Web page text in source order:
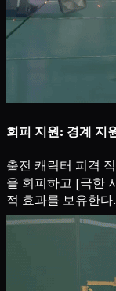
회피 지원: 경계 지
출전 캐릭터 피격
을 회피하고 [극한
적 효과를 보유한다.